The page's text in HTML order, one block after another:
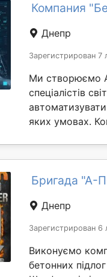
Компания
Днепр
Зарегистрирован 7
Ми створюємо
спеціалістів
яких умовах.
Бригада "А-
Днепр
Зарегистрирован 6
Виконуємо
бетонних